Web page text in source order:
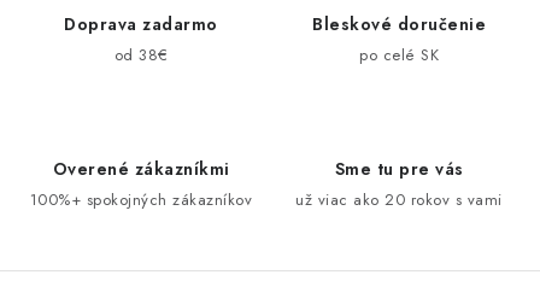
k
Doprava zadarmo
od 38€
Bleskové doručenie
po celé SK
Overené zákazníkmi
100%+ spokojných zákazníkov
Sme tu pre vás
už viac ako 20 rokov s vami